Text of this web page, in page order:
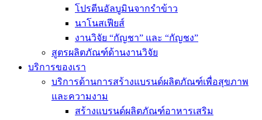
โปรตีนอัลบูมินจากรำข้าว
นาโนสเฟียส์
งานวิจัย “กัญชา” และ “กัญชง”
สูตรผลิตภัณฑ์ด้านงานวิจัย
บริการของเรา
บริการด้านการสร้างแบรนด์ผลิตภัณฑ์เพื่อสุขภาพ
และความงาม
สร้างแบรนด์ผลิตภัณฑ์อาหารเสริม